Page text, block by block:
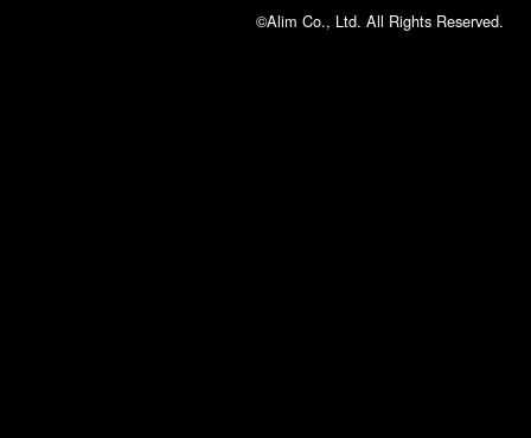
©Alim Co., Ltd. All Rights Reserved.